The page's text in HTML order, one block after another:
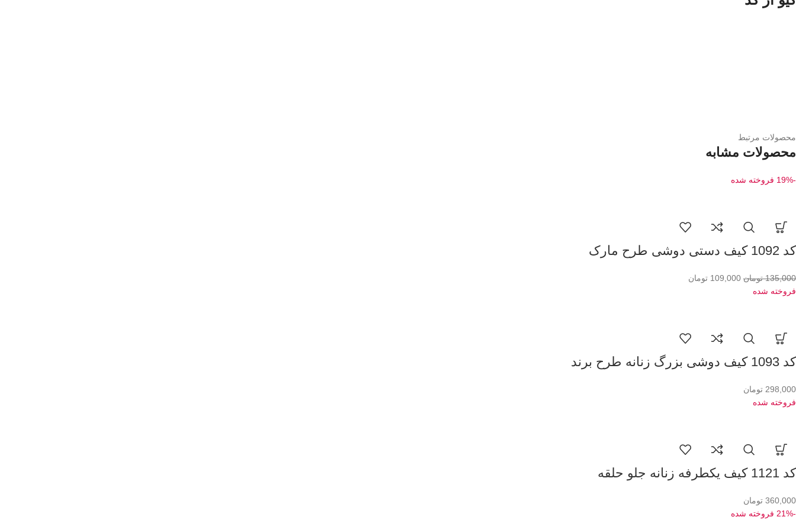
محصولات مرتبط
محصولات مشابه
-19% فروخته شده
کد 1092 کیف دستی دوشی طرح مارک
135,000 تومان 109,000 تومان
فروخته شده
کد 1093 کیف دوشی بزرگ زنانه طرح برند
298,000 تومان
فروخته شده
کد 1121 کیف یکطرفه زنانه جلو حلقه
360,000 تومان
-21%
فروخته شده